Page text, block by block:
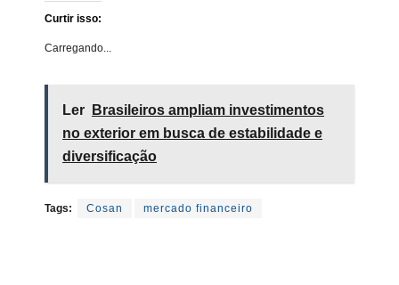
Curtir isso:
Carregando...
Ler
Brasileiros ampliam investimentos
no exterior em busca de estabilidade e
diversificação
Tags: Cosan mercado financeiro